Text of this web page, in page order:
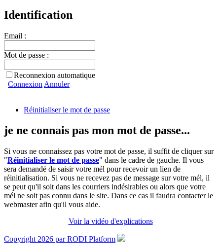
Identification
Email :
Mot de passe :
Reconnexion automatique
Connexion Annuler
Réinitialiser le mot de passe
je ne connais pas mon mot de passe...
Si vous ne connaissez pas votre mot de passe, il suffit de cliquer sur
"Réinitialiser le mot de passe" dans le cadre de gauche. Il vous
sera demandé de saisir votre mél pour recevoir un lien de
réinitialisation. Si vous ne recevez pas de message sur votre mél, il
se peut qu'il soit dans les courriers indésirables ou alors que votre
mél ne soit pas connu dans le site. Dans ce cas il faudra contacter le
webmaster afin qu'il vous aide.
Voir la vidéo d'explications
Copyright 2026 par RODI Platform